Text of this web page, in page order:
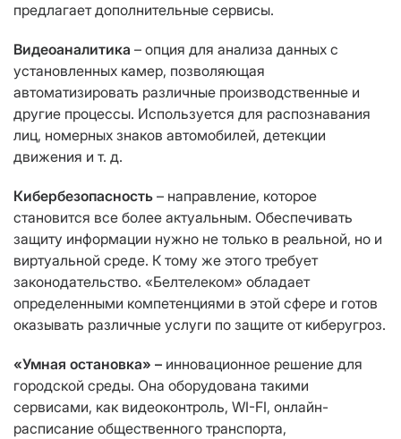
предлагает дополнительные сервисы.
Видеоаналитика – опция для анализа данных с
установленных камер, позволяющая
автоматизировать различные производственные и
другие процессы. Используется для распознавания
лиц, номерных знаков автомобилей, детекции
движения и т. д.
Кибербезопасность – направление, которое
становится все более актуальным. Обеспечивать
защиту информации нужно не только в реальной, но и
виртуальной среде. К тому же этого требует
законодательство. «Белтелеком» обладает
определенными компетенциями в этой сфере и готов
оказывать различные услуги по защите от киберугроз.
«Умная остановка» – инновационное решение для
городской среды. Она оборудована такими
сервисами, как видеоконтроль, WI-FI, онлайн-
расписание общественного транспорта,